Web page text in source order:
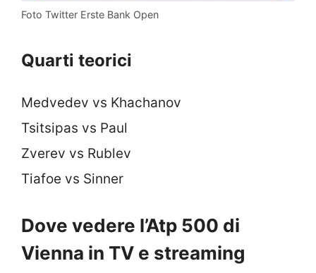
Foto Twitter Erste Bank Open
Quarti teorici
Medvedev vs Khachanov
Tsitsipas vs Paul
Zverev vs Rublev
Tiafoe vs Sinner
Dove vedere l’Atp 500 di
Vienna in TV e streaming